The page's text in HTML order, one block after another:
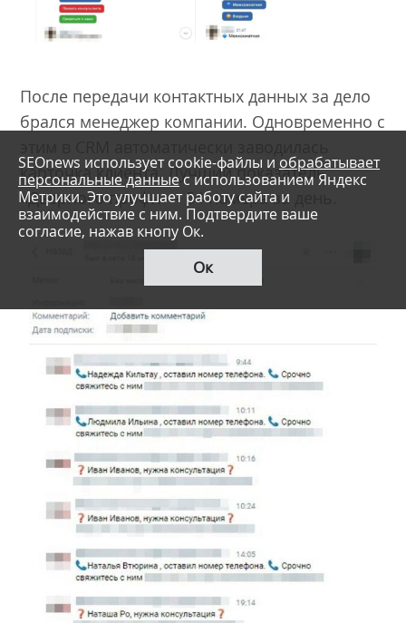
После передачи контактных данных за дело
брался менеджер компании. Одновременно с
карточка клиента. Лучший показатель
«Дверного профи» – 54 номера за день.
SEOnews использует cookie-файлы и обрабатывает
персональные данныес использованием Яндекс
Метрики. Это улучшает работу сайта и
взаимодействие с ним. Подтвердите ваше
согласие, нажав кнопу Ок.
Ок